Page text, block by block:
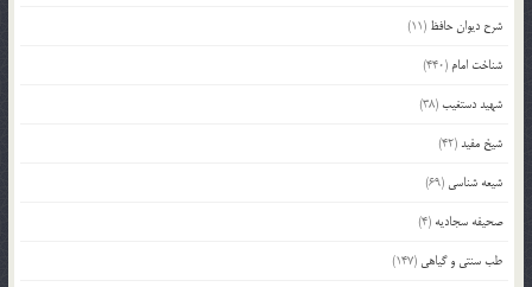
شرح دیوان حافظ (11)
شناخت امام (440)
شهید دستغیب(38)
شیخ مفید(42)
شیعه شناسی (69)
صحیفه سجادیه (4)
طب سنتی و گیاهی (147)